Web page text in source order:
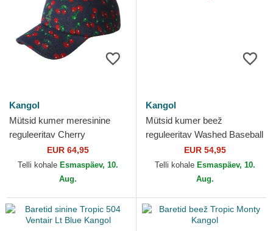
Kangol
Mütsid kumer meresinine
reguleeritav Cherry
Spacecap Kangol
EUR 64,95
Telli kohale Esmaspäev, 10.
Aug.
Kangol
Mütsid kumer beež
reguleeritav Washed Baseball
EUR 54,95
Telli kohale Esmaspäev, 10.
Aug.